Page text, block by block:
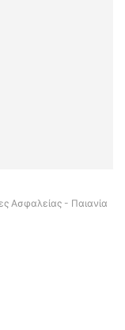
Ασφαλείας - Παιανία